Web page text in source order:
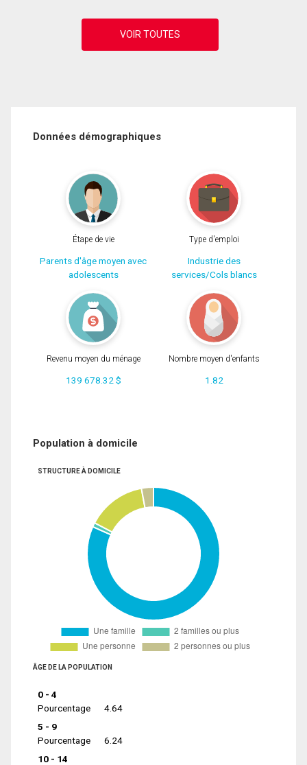
Données démographiques
Étape de vie
Parents d'âge moyen avec
adolescents
Type d'emploi
Industrie des
services/Cols blancs
Revenu moyen du ménage
139 678.32 $
Nombre moyen d'enfants
1.82
Population à domicile
STRUCTURE À DOMICILE
ÂGE DE LA POPULATION
0 - 4
Pourcentage
4.64
5 - 9
Pourcentage
6.24
10 - 14